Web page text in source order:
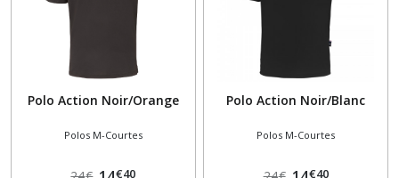
Polo Action Noir/Orange
Polos M-Courtes
€40
Polo Action Noir/Blanc
Polos M-Courtes
€40